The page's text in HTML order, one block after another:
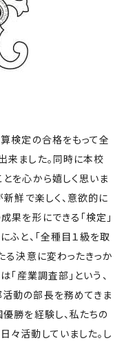
検定の合格をもって全
来ました。同時に本校
を心から嬉しく思いま
鮮で楽しく、意欲的に
果を形にできる「検定」
ふと、「全種目１級を取
る決意に変わったきっか
「産業調査部」という、
動の部長を務めてきま
勝を経験し、私たちの
活動していました。し